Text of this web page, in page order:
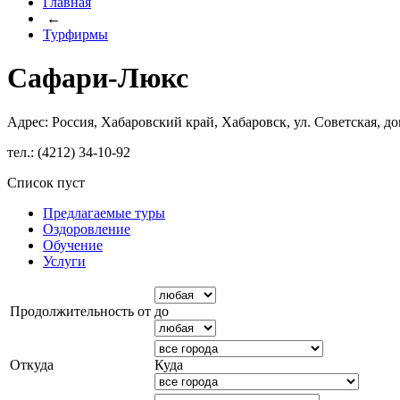
←
Турфирмы
Сафари-Люкс
Адрес: Россия, Хабаровский край, Хабаровск, ул. Советская,
тел.: (4212) 34-10-92
Список пуст
Предлагаемые туры
Оздоровление
Обучение
Услуги
Продолжительность от до
Откуда Куда